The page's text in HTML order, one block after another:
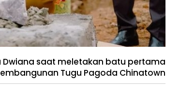
Dwiana saat meletakan batu pertama
Tugu Pagoda Chinatown